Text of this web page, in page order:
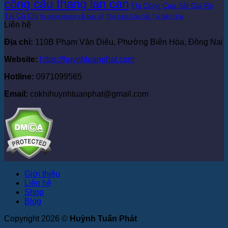
công cầu thang lan can Thi Công Cửa Sắt Giá Rẻ
Tại Củ Chi thi công khung sắt bảo vệ Thợ Làm Cửa Sắt Tại Biên Hoà
Liên hệ
Địa chỉ: 110B Phạm Văn Diêu, Phường Biên Hòa, Đồng Nai
Website: https://huynhtuanphat.com
Hotline: 0971099565
Email: cokhihuynhtuanphat@gmail.com
Giới thiệu
Liên hệ
Shop
Blog
Copyright 2026 © Huỳnh Tuấn Phát